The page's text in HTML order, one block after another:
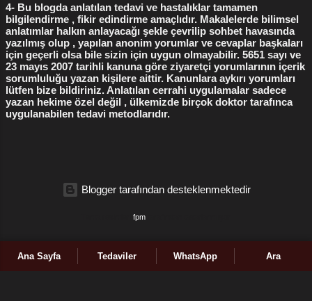
Ana Sayfa Tedaviler WhatsApp Ara
doğum yırtıkları 1 doğum yırtıkları ameliyatı 1
dudak küçültme ameliyatı 1 gebelik sonlandırma 1
gebelik testleri
1 genital dudak ameliyatı 1
genital siğil tedavisi 1
geçici kızlık zarı dikimi ne kadar işe yarar 1
hamilelik belirtileri
jinekolojik muayene nedir 1
kalıcı kızlık zarı dikimi yaptıranların yorumları
kürtaj fiyatları 2017
1 kürtaj fiyatları 2023
4- Bu blogda anlatılan tedavi ve hastalıklar tamamen
bilgilendirme , fikir edindirme amaçlıdır. Makalelerde bilimsel
anlatımlar halkın anlayacağı şekle çevrilip sohbet havasında
yazılmış olup , yapılan anonim yorumlar ve cevaplar başkaları
için geçerli olsa bile sizin için uygun olmayabilir. 5651 sayı ve
23 mayıs 2007 tarihli kanuna göre ziyaretçi yorumlarının içerik
sorumluluğu yazan kişilere aittir. Kanunlara aykırı yorumları
lütfen bize bildiriniz. Anlatılan cerrahi uygulamalar sadece
yazan hekime özel değil , ülkemizde birçok doktor tarafınca
uygulanabilen tedavi metodlarıdır.
Blogger tarafından desteklenmektedir
fpm